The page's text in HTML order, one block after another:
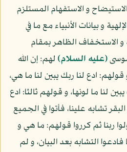
و الاستفهام المستلزم
و بيانات الأنبياء مع ما في
الاستخفاف الظاهر بمقام
(عليه السلام)لهم: إن الله
ادع لنا ربك يبين لنا ما هي،
لنا ما لونها، و قولهم ثالثا: ادع
تشابه علينا، فأتوا في الجميع
ربنا ثم كرروا قولهم: ما هي و
فادعوا التشابه بعد البيان، و لم